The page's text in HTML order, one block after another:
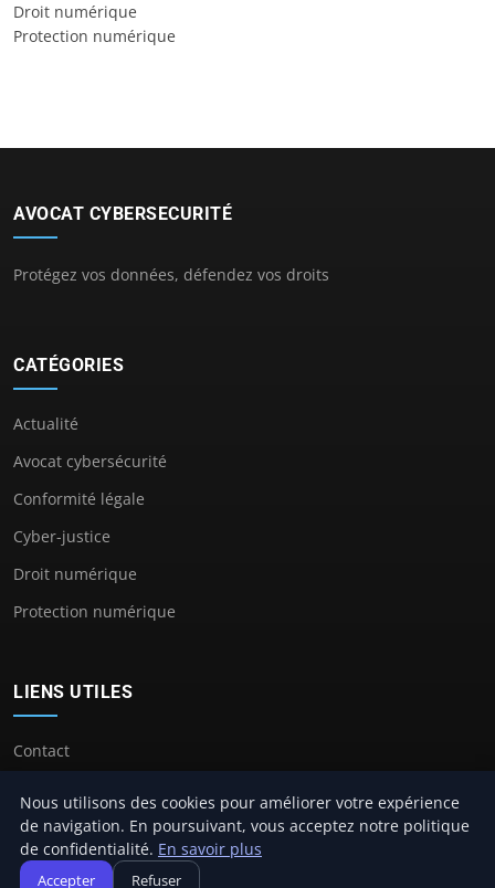
Droit numérique
Protection numérique
AVOCAT CYBERSECURITÉ
Protégez vos données, défendez vos droits
CATÉGORIES
Actualité
Avocat cybersécurité
Conformité légale
Cyber-justice
Droit numérique
Protection numérique
LIENS UTILES
Contact
© 2026 Avocat Cybersecurité. Tous droits réservés.
Nous utilisons des cookies pour améliorer votre expérience
de navigation. En poursuivant, vous acceptez notre politique
de confidentialité. En savoir plus
Accepter Refuser